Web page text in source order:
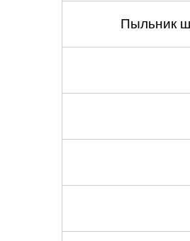
Пыльник